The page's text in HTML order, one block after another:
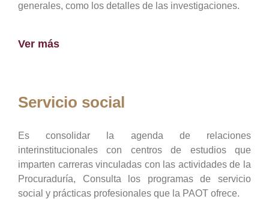
generales, como los detalles de las investigaciones.
Ver más
Servicio social
Es consolidar la agenda de relaciones
interinstitucionales con centros de estudios que
imparten carreras vinculadas con las actividades de la
Procuraduría, Consulta los programas de servicio
social y prácticas profesionales que la PAOT ofrece.